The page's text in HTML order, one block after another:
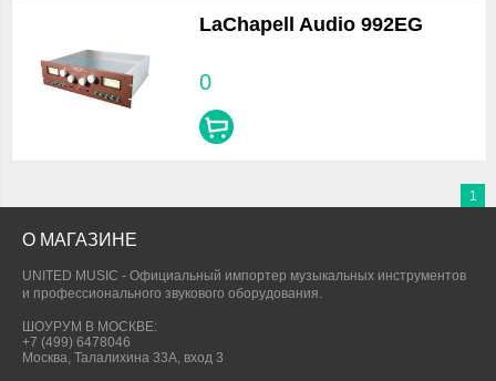
LaChapell Audio 992EG
0
1
О МАГАЗИНЕ
UNITED MUSIC - Официальный импортер музыкальных инструментов
и профессионального звукового оборудования.
ШОУРУМ В МОСКВЕ:
+7 (499) 6478046
Москва, Талалихина 33А, вход 3